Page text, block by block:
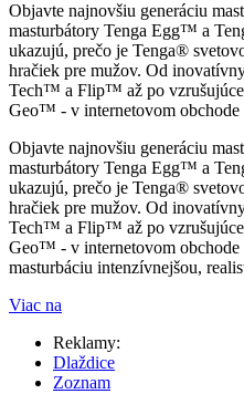
Objavte najnovšiu generáciu
masturbátory Tenga Egg™ a
ukazujú, prečo je Tenga®
hračiek pre mužov. Od
Tech™ a Flip™ až po
Geo™ - v internetovom
Objavte najnovšiu generáciu
masturbátory Tenga Egg™ a
ukazujú, prečo je Tenga®
hračiek pre mužov. Od
Tech™ a Flip™ až po
Geo™ - v internetovom
masturbáciu intenzívnejšou,
Viac na
Reklamy:
Dlaždice
Zoznam